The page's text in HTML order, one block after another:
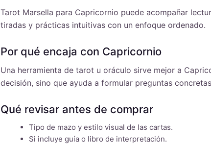
Tarot Marsella para Capricornio puede acompañar
tiradas y prácticas intuitivas con un enfoque ordenado.
Por qué encaja con Capricornio
Una herramienta de tarot u oráculo sirve mejor a
decisión, sino que ayuda a formular preguntas
Qué revisar antes de comprar
Tipo de mazo y estilo visual de las cartas.
Si incluye guía o libro de interpretación.